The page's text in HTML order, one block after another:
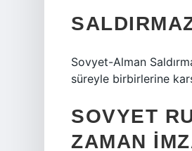
Sovyet-Alman
süreyle birbirlerine
SOVYET
ZAMAN